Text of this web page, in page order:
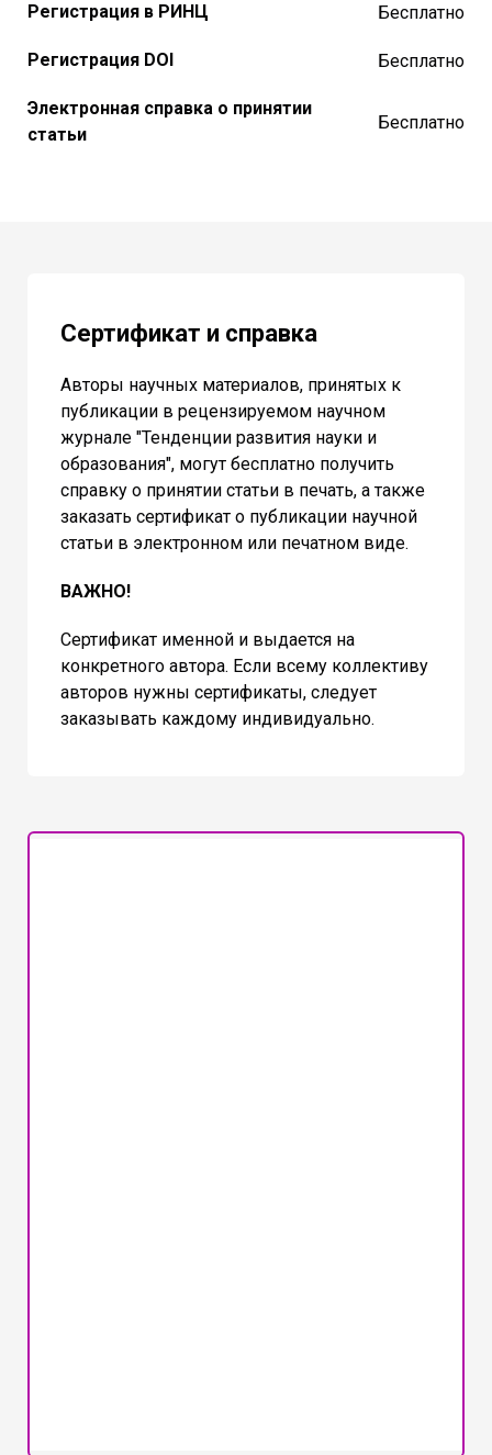
Регистрация в РИНЦ Бесплатно
Регистрация DOI Бесплатно
Электронная справка о принятии
статьи
Бесплатно
Сертификат и справка
Авторы научных материалов, принятых к
публикации в рецензируемом научном
журнале "Тенденции развития науки и
образования", могут бесплатно получить
справку о принятии статьи в печать, а также
заказать сертификат о публикации научной
статьи в электронном или печатном виде.
ВАЖНО!
Сертификат именной и выдается на
конкретного автора. Если всему коллективу
авторов нужны сертификаты, следует
заказывать каждому индивидуально.